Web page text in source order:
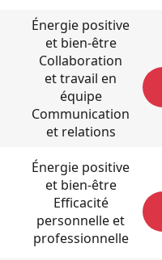
Énergie positive
et bien-être
Collaboration
et travail en
équipe
Communication
et relations
Énergie positive
et bien-être
Efficacité
personnelle et
professionnelle